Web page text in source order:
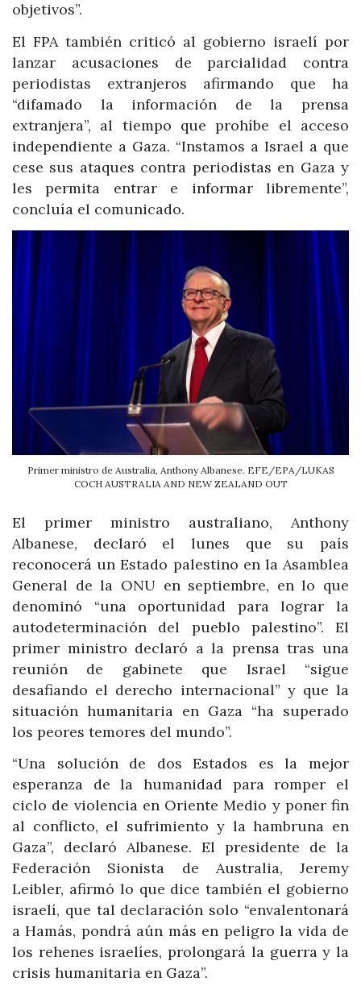
objetivos”.
El FPA también criticó al gobierno israelí por
lanzar acusaciones de parcialidad contra
periodistas extranjeros afirmando que ha
“difamado la información de la prensa
extranjera”, al tiempo que prohíbe el acceso
independiente a Gaza. “Instamos a Israel a que
cese sus ataques contra periodistas en Gaza y
les permita entrar e informar libremente”,
concluía el comunicado.
Primer ministro de Australia, Anthony Albanese. EFE/EPA/LUKAS
COCH AUSTRALIA AND NEW ZEALAND OUT
El primer ministro australiano, Anthony
Albanese, declaró el lunes que su país
reconocerá un Estado palestino en la Asamblea
General de la ONU en septiembre, en lo que
denominó “una oportunidad para lograr la
autodeterminación del pueblo palestino”. El
primer ministro declaró a la prensa tras una
reunión de gabinete que Israel “sigue
desafiando el derecho internacional” y que la
situación humanitaria en Gaza “ha superado
los peores temores del mundo”.
“Una solución de dos Estados es la mejor
esperanza de la humanidad para romper el
ciclo de violencia en Oriente Medio y poner fin
al conflicto, el sufrimiento y la hambruna en
Gaza”, declaró Albanese. El presidente de la
Federación Sionista de Australia, Jeremy
Leibler, afirmó lo que dice también el gobierno
israelí, que tal declaración solo “envalentonará
a Hamás, pondrá aún más en peligro la vida de
los rehenes israelíes, prolongará la guerra y la
crisis humanitaria en Gaza”.